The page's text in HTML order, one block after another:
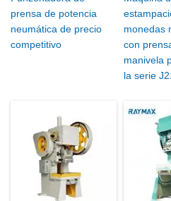
prensa de potencia
neumática de precio
competitivo
monedas
con
manivela
la serie